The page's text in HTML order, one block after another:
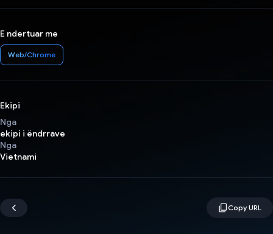
E ndertuar me
Web/Chrome
Ekipi
Nga
ekipi i ëndrrave
Nga
Vietnami